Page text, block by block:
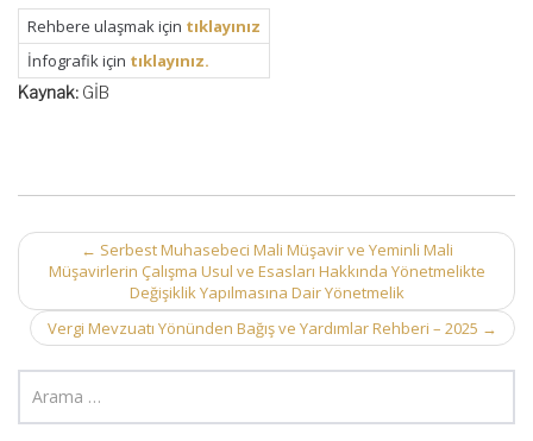
Rehbere ulaşmak için tıklayınız
İnfografik için tıklayınız.
Kaynak: GİB
Post
navigation
← Serbest Muhasebeci Mali Müşavir ve Yeminli Mali
Müşavirlerin Çalışma Usul ve Esasları Hakkında Yönetmelikte
Değişiklik Yapılmasına Dair Yönetmelik
Vergi Mevzuatı Yönünden Bağış ve Yardımlar Rehberi – 2025 →